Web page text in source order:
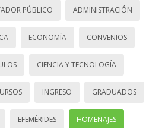
PÚBLICO ADMINISTRACIÓN
ECONOMÍA CONVENIOS
CIENCIA Y TECNOLOGÍA
INGRESO GRADUADOS
EFEMÉRIDES HOMENAJES